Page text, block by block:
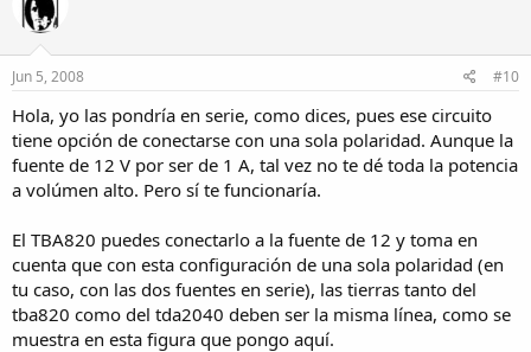
Jun 5, 2008 #10
Hola, yo las pondría en serie, como dices, pues ese circuito
tiene opción de conectarse con una sola polaridad. Aunque la
fuente de 12 V por ser de 1 A, tal vez no te dé toda la potencia
a volúmen alto. Pero sí te funcionaría.
El TBA820 puedes conectarlo a la fuente de 12 y toma en
cuenta que con esta configuración de una sola polaridad (en
tu caso, con las dos fuentes en serie), las tierras tanto del
tba820 como del tda2040 deben ser la misma línea, como se
muestra en esta figura que pongo aquí.